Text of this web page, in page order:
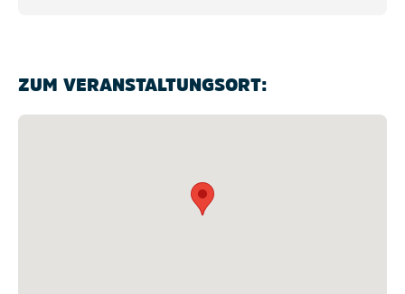
ZUM VERANSTALTUNGSORT: